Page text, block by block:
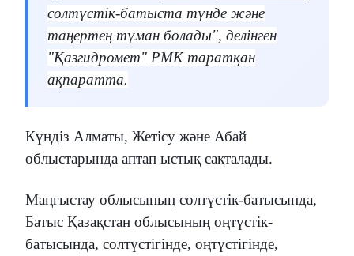
солтүстік-батыста түнде және
таңертең тұман болады", делінген
"Қазгидромет" РМК таратқан
ақпаратта.
Күндіз Алматы, Жетісу және Абай
облыстарында аптап ыстық сақталады.
Маңғыстау облысының солтүстік-батысында,
Батыс Қазақстан облысының оңтүстік-
батысында, солтүстігінде, оңтүстігінде,